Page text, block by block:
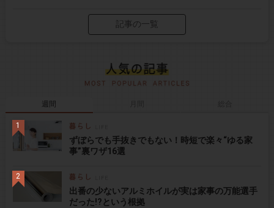
記事の一覧
週間
ずぼらでも手抜きでもない！時短で楽々“ゆる家
事”裏ワザ16選
出番の少ないアルミホイルが実は家事の万能選手
だった!?という根拠